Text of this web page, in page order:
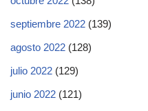
septiembre 2022 (139)
agosto 2022 (128)
julio 2022 (129)
junio 2022 (121)